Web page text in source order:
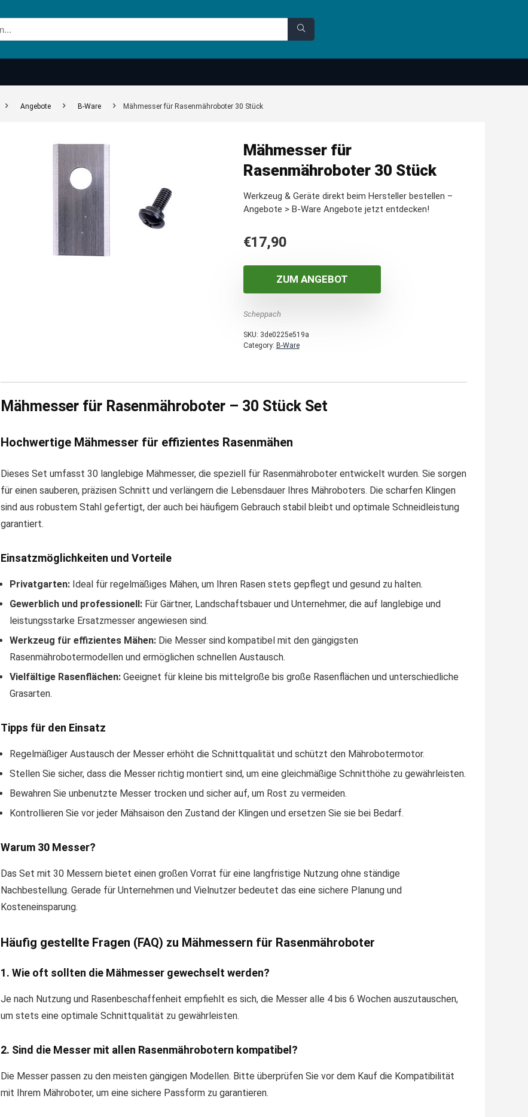
Angebote B-Ware Mähmesser für Rasenmähroboter 30 Stück
Mähmesser für
Rasenmähroboter 30 Stück
Werkzeug & Geräte direkt beim Hersteller bestellen –
Angebote > B-Ware Angebote jetzt entdecken!
€17,90
ZUM ANGEBOT
Scheppach
SKU: 3de0225e519a
Category: B-Ware
Mähmesser für Rasenmähroboter – 30 Stück Set
Hochwertige Mähmesser für effizientes Rasenmähen
Dieses Set umfasst 30 langlebige Mähmesser, die speziell für Rasenmähroboter entwickelt wurden. Sie sorgen
für einen sauberen, präzisen Schnitt und verlängern die Lebensdauer Ihres Mähroboters. Die scharfen Klingen
sind aus robustem Stahl gefertigt, der auch bei häufigem Gebrauch stabil bleibt und optimale Schneidleistung
garantiert.
Einsatzmöglichkeiten und Vorteile
Privatgarten: Ideal für regelmäßiges Mähen, um Ihren Rasen stets gepflegt und gesund zu halten.
Gewerblich und professionell: Für Gärtner, Landschaftsbauer und Unternehmer, die auf langlebige und
leistungsstarke Ersatzmesser angewiesen sind.
Werkzeug für effizientes Mähen: Die Messer sind kompatibel mit den gängigsten
Rasenmährobotermodellen und ermöglichen schnellen Austausch.
Vielfältige Rasenflächen: Geeignet für kleine bis mittelgroße bis große Rasenflächen und unterschiedliche
Grasarten.
Tipps für den Einsatz
Regelmäßiger Austausch der Messer erhöht die Schnittqualität und schützt den Mährobotermotor.
Stellen Sie sicher, dass die Messer richtig montiert sind, um eine gleichmäßige Schnitthöhe zu gewährleisten.
Bewahren Sie unbenutzte Messer trocken und sicher auf, um Rost zu vermeiden.
Kontrollieren Sie vor jeder Mähsaison den Zustand der Klingen und ersetzen Sie sie bei Bedarf.
Warum 30 Messer?
Das Set mit 30 Messern bietet einen großen Vorrat für eine langfristige Nutzung ohne ständige
Nachbestellung. Gerade für Unternehmen und Vielnutzer bedeutet das eine sichere Planung und
Kosteneinsparung.
Häufig gestellte Fragen (FAQ) zu Mähmessern für Rasenmähroboter
1. Wie oft sollten die Mähmesser gewechselt werden?
Je nach Nutzung und Rasenbeschaffenheit empfiehlt es sich, die Messer alle 4 bis 6 Wochen auszutauschen,
um stets eine optimale Schnittqualität zu gewährleisten.
2. Sind die Messer mit allen Rasenmährobotern kompatibel?
Die Messer passen zu den meisten gängigen Modellen. Bitte überprüfen Sie vor dem Kauf die Kompatibilität
mit Ihrem Mähroboter, um eine sichere Passform zu garantieren.